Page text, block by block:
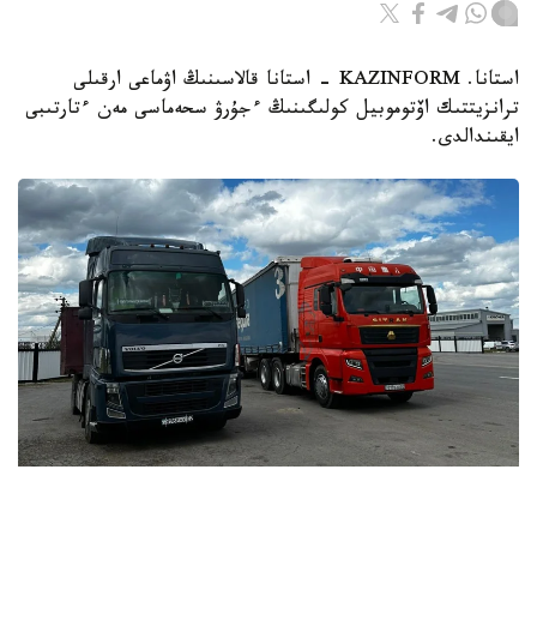
استانا. KAZINFORM - استانا قالاسىنىڭ اۋماعى ارقىلى
ترانزيتتىك اۆتوموبيل كولىگىنىڭ ءجۇرۋ سحەماسى مەن ءتارتىبى
ايقىندالدى.